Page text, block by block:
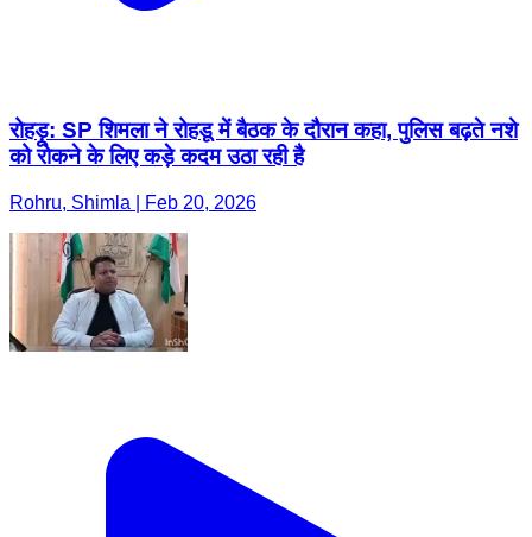
रोहड़ू: SP शिमला ने रोहडू में बैठक के दौरान कहा, पुलिस बढ़ते नशे
को रोकने के लिए कड़े कदम उठा रही है
Rohru, Shimla | Feb 20, 2026